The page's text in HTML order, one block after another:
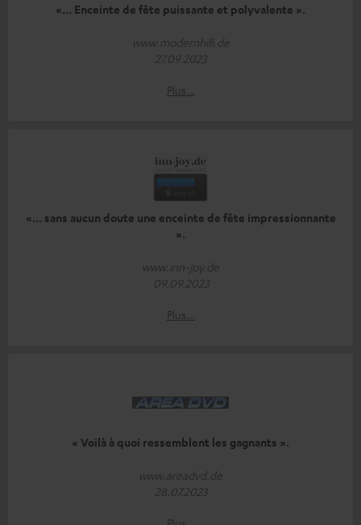
«... Enceinte de fête puissante et polyvalente ».
www.modernhifi.de
27.09.2023
Plus…
«... sans aucun doute une enceinte de fête impressionnante
».
www.inn-joy.de
09.09.2023
Plus…
« Voilà à quoi ressemblent les gagnants ».
www.areadvd.de
28.07.2023